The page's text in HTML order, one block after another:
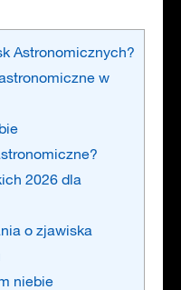
Astronomicznych?
w
2026 dla
o zjawiska
niebie